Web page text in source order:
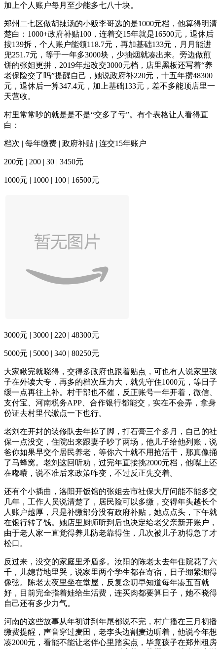
加上个人账户每月至少能多七八十块。
郑州二七区做胡辣汤的小贩李哥选的是1000元档，他算得明清
楚白：1000+政府补贴100，连着交15年就是16500元，退休后
按139拆，个人账户能领118.7元，再加基础133元，月月能进
兜251.7元，等于一年多3000块，少抽烟就凑出来。旁边做煎
饼的张姐更拼，2019年起改交3000元档，店里黑板还写着“养
老保险交了吗”提醒自己，她说政府补220元，十五年攒48300
元，退休后一算347.4元，加上基础133元，差不多能顶店里一
天营收。
村里常常吵的就是是不是“交多了亏”。有个表格让人看得直
白：
档次 | 每年缴费 | 政府补贴 | 连交15年账户
200元 | 200 | 30 | 3450元
1000元 | 1000 | 100 | 16500元
3000元 | 3000 | 220 | 48300元
5000元 | 5000 | 340 | 80250元
大家瞅完就晓得，交得多政府也跟着贴点，可也有人说家里孩
子在外读大专，再多的档次压力大，就先守住1000元，等日子
缓一点再往上补。村干部也不催，反正账号一年开着，微信、
支付宝、河南税务APP、合作银行都能交，实在不会弄，拿身
份证去村里代缴点一下也行。
老刘在开封的装修队去年掉了脚，打石膏三个多月，自己的社
保一点没交，住院出来跟妻子吵了两场，他儿子给他列账，说
爸你如果早交个居民养老，等你六十就不用抢活干，那真像捅
了马蜂窝。老刘这回听劝，过完年直接挑2000元档，他嘴上还
在嘟囔，说不准后来政策咋变，不过反正先交着。
还有个小插曲，洛阳开饭馆的张姐去市社保大厅问能不能多交
几年，工作人员说清楚了，居民险可以多缴，交得年头越长个
人账户越厚，只是补缴部分没有政府补贴，她点点头，下午就
在银行转了钱。她店里厨师听到后也决定给老父亲新开账户，
由于老人家一直觉得养儿防老靠得住，几次被儿子劝得急了才
松口。
反过来，没交的家庭里矛盾多。汝阳的陈老太去年住院花了六
千，儿媳背地里哭，说家里两个学生都在寄宿，日子绷紧绷得
像弦。陈老太夜里坐在堂屋，反复念叨早知道每年凑五百就
好，目前完全指着娃给生活费，连买肉都要算日子，她不晓得
自己还有多少力气。
河南的这些故事从年初讲到年尾都说不完，村广播在三月初播
缴费提醒，声音穿过麦田，老李头边割麦边听着，他说今年想
凑2000元，看能不能让老伴心里踏实点，毕竟孩子在郑州租房